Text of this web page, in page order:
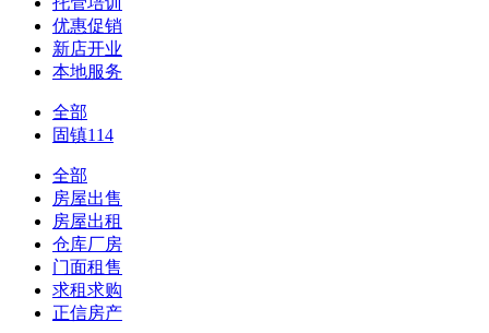
优惠促销
新店开业
本地服务
全部
固镇114
全部
房屋出售
房屋出租
仓库厂房
门面租售
求租求购
正信房产